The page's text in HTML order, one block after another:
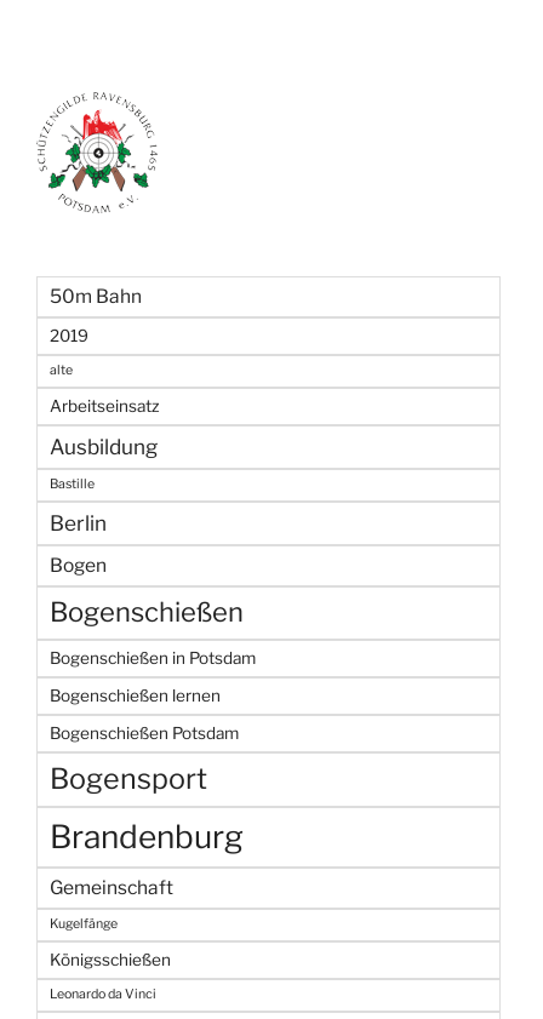
50m Bahn
2019
alte
Arbeitseinsatz
Ausbildung
Bastille
Berlin
Bogen
Bogenschießen
Bogenschießen in Potsdam
Bogenschießen lernen
Bogenschießen Potsdam
Bogensport
Brandenburg
Gemeinschaft
Kugelfänge
Königsschießen
Leonardo da Vinci